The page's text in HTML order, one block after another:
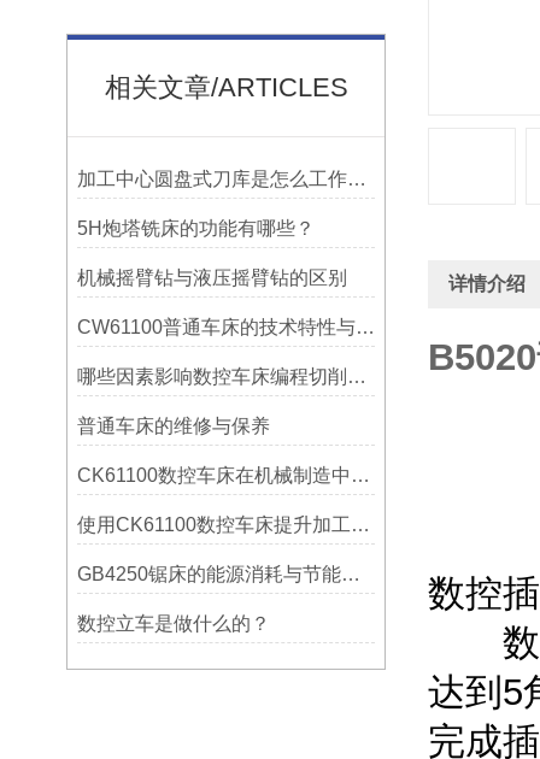
相关文章/ARTICLES
加工中心圆盘式刀库是怎么工作的？
5H炮塔铣床的功能有哪些？
机械摇臂钻与液压摇臂钻的区别
CW61100普通车床的技术特性与操作优势
哪些因素影响数控车床编程切削量？
普通车床的维修与保养
CK61100数控车床在机械制造中的实际表现
使用CK61100数控车床提升加工精度的方法
GB4250锯床的能源消耗与节能措施
数控立车是做什么的？
详情介绍
数控
数控
达到5
完成